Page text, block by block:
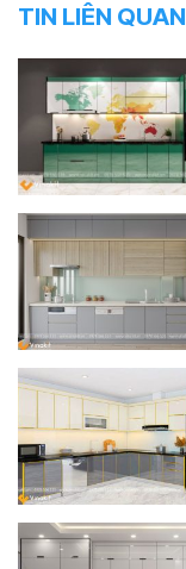
TIN LIÊN QUAN